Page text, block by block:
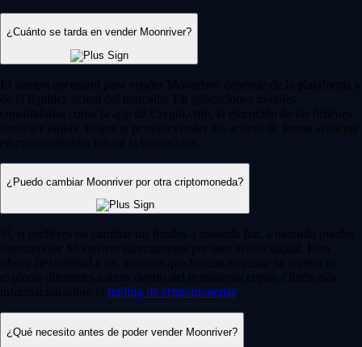
¿Cuánto se tarda en vender Moonriver?
El tiempo necesario para vender Moonriver depende de la plataforma y
de la liquidez actual del mercado. En aplicaciones móviles
consolidadas como la app de Crypto.com, la ejecución de las órdenes
suele ser rápida, lo que te permite vender tus activos de forma eficiente
en cuanto decidas iniciar la transacción.
¿Puedo cambiar Moonriver por otra criptomoneda?
Sí, si prefieres no cambiar tus fondos a moneda fiat, a menudo puedes
intercambiar Moonriver directamente por otro activo digital. Esto
ofrece flexibilidad a los usuarios que buscan reajustar su cartera o
explorar diferentes tokens dentro del ecosistema cripto. Obtén más
información sobre el trading de criptomonedas
¿Qué necesito antes de poder vender Moonriver?